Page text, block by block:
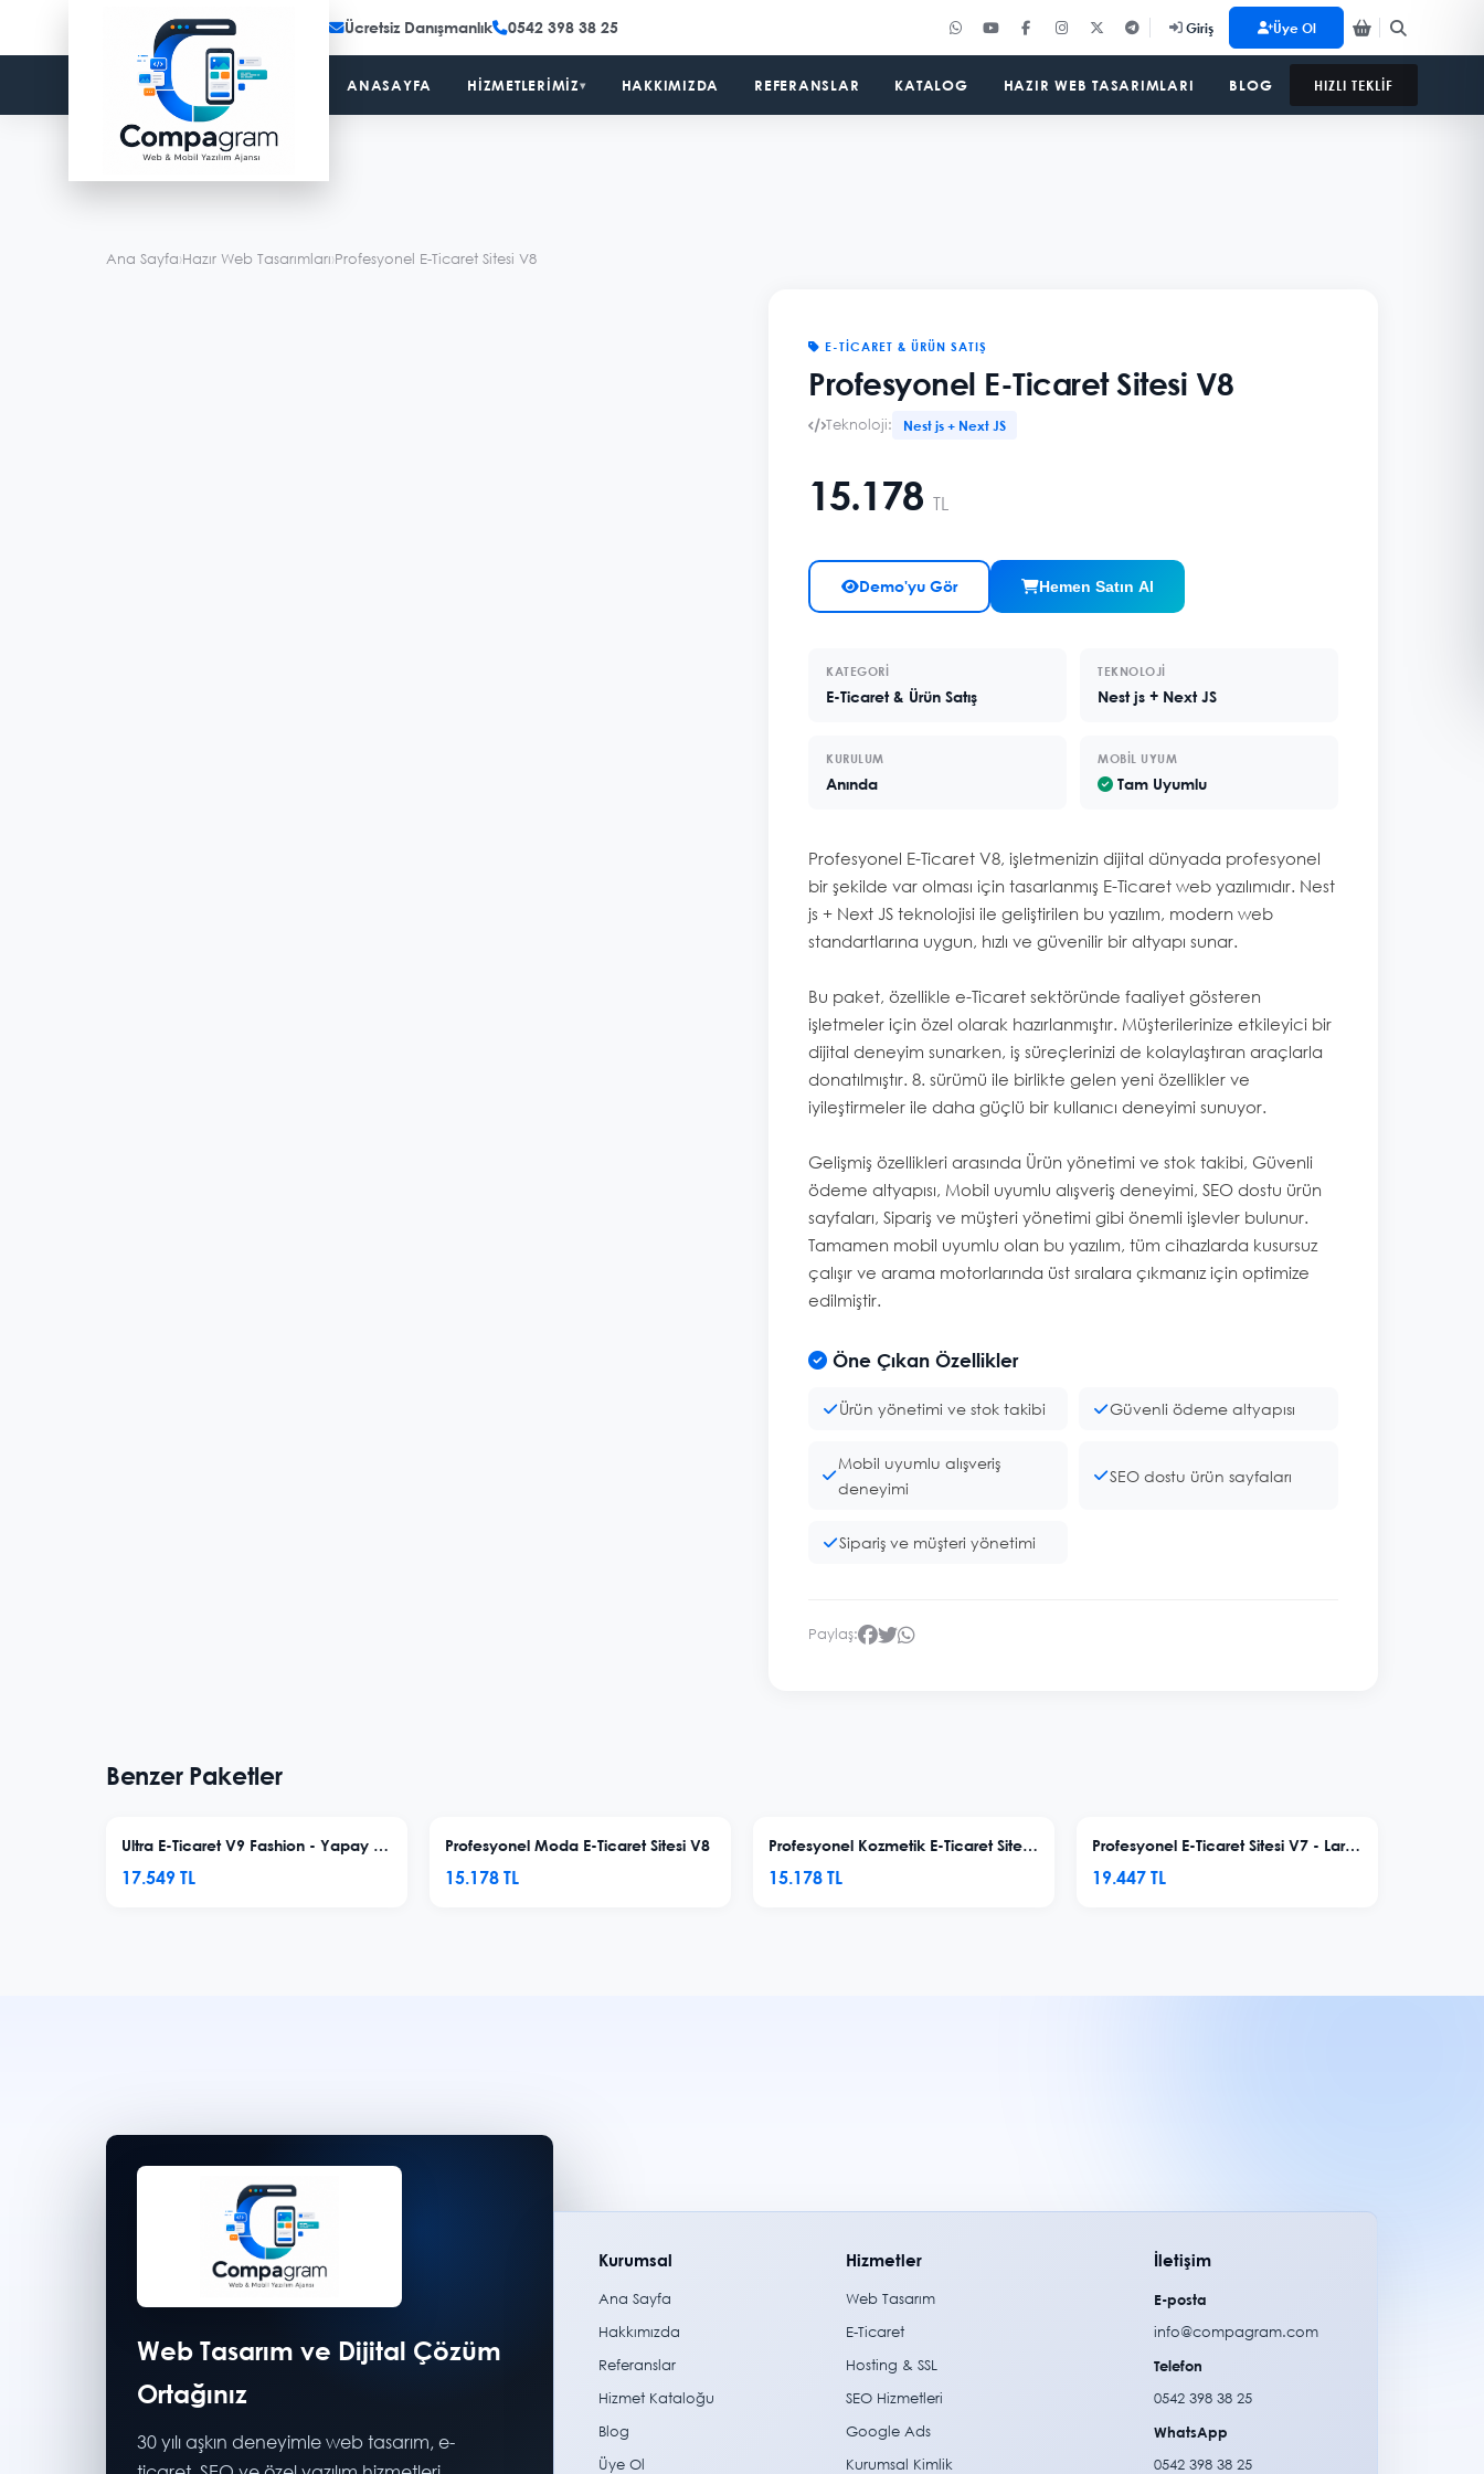
Ücretsiz Danışmanlık 0542 398 38 25 Giriş Üye Ol
ANASAYFA HIZMETLERIMIZ▾ HAKKIMIZDA REFERANSLAR KATALOG HAZIR WEB TASARIMLARI BLOG HIZLI TEKLİF
Ana Sayfa›Hazır Web Tasarımları›Profesyonel E-Ticaret Sitesi V8
E-TICARET & ÜRÜN SATIŞ
Profesyonel E-Ticaret Sitesi V8
Teknoloji: Nest js + Next JS
15.178 TL
Demo'yu Gör Hemen Satın Al
KATEGORI
E-Ticaret & Ürün Satış
TEKNOLOJI
Nest js + Next JS
KURULUM
Anında
MOBIL UYUM
Tam Uyumlu
Profesyonel E-Ticaret V8, işletmenizin dijital dünyada profesyonel
bir şekilde var olması için tasarlanmış E-Ticaret web yazılımıdır. Nest
js + Next JS teknolojisi ile geliştirilen bu yazılım, modern web
standartlarına uygun, hızlı ve güvenilir bir altyapı sunar.
Bu paket, özellikle e-Ticaret sektöründe faaliyet gösteren
işletmeler için özel olarak hazırlanmıştır. Müşterilerinize etkileyici bir
dijital deneyim sunarken, iş süreçlerinizi de kolaylaştıran araçlarla
donatılmıştır. 8. sürümü ile birlikte gelen yeni özellikler ve
iyileştirmeler ile daha güçlü bir kullanıcı deneyimi sunuyor.
Gelişmiş özellikleri arasında Ürün yönetimi ve stok takibi, Güvenli
ödeme altyapısı, Mobil uyumlu alışveriş deneyimi, SEO dostu ürün
sayfaları, Sipariş ve müşteri yönetimi gibi önemli işlevler bulunur.
Tamamen mobil uyumlu olan bu yazılım, tüm cihazlarda kusursuz
çalışır ve arama motorlarında üst sıralara çıkmanız için optimize
edilmiştir.
Öne Çıkan Özellikler
Ürün yönetimi ve stok takibi Güvenli ödeme altyapısı
Mobil uyumlu alışveriş
deneyimi
SEO dostu ürün sayfaları
Sipariş ve müşteri yönetimi
Paylaş:
Benzer Paketler
Ultra E-Ticaret V9 Fashion - Yapay Zeka Destekli
17.549 TL
Profesyonel Moda E-Ticaret Sitesi V8
15.178 TL
Profesyonel Kozmetik E-Ticaret Sitesi V8
15.178 TL
Profesyonel E-Ticaret Sitesi V7 - Laravel
19.447 TL
Web Tasarım ve Dijital Çözüm
Ortağınız
30 yılı aşkın deneyimle web tasarım, e-
Kurumsal
Ana Sayfa
Hakkımızda
Referanslar
Hizmet Kataloğu
Blog
Üye Ol
Hizmetler
Web Tasarım
E-Ticaret
Hosting & SSL
SEO Hizmetleri
Google Ads
Kurumsal Kimlik
İletişim
E-posta
info@compagram.com
Telefon
0542 398 38 25
WhatsApp
0542 398 38 25